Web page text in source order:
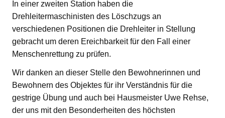
In einer zweiten Station haben die
Drehleitermaschinisten des Löschzugs an
verschiedenen Positionen die Drehleiter in Stellung
gebracht um deren Ereichbarkeit für den Fall einer
Menschenrettung zu prüfen.
Wir danken an dieser Stelle den Bewohnerinnen und
Bewohnern des Objektes für ihr Verständnis für die
gestrige Übung und auch bei Hausmeister Uwe Rehse,
der uns mit den Besonderheiten des höchsten